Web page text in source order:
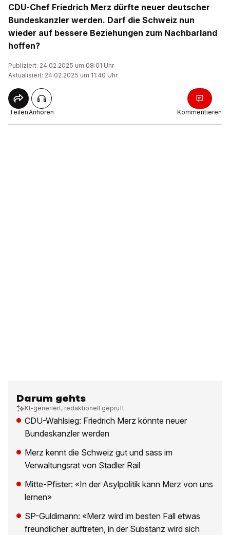
CDU-Chef Friedrich Merz dürfte neuer deutscher
Bundeskanzler werden. Darf die Schweiz nun
wieder auf bessere Beziehungen zum Nachbarland
hoffen?
Publiziert: 24.02.2025 um 08:01 Uhr
Aktualisiert: 24.02.2025 um 11:40 Uhr
TeilenAnhören Kommentieren
Darum gehts
KI-generiert, redaktionell geprüft
CDU-Wahlsieg: Friedrich Merz könnte neuer
Bundeskanzler werden
Merz kennt die Schweiz gut und sass im
Verwaltungsrat von Stadler Rail
Mitte-Pfister: «In der Asylpolitik kann Merz von uns
lernen»
SP-Guldimann: «Merz wird im besten Fall etwas
freundlicher auftreten, in der Substanz wird sich